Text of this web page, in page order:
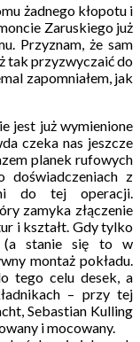
żadnego kłopotu i
Zaruskiego już
Przyznam, że sam
tak przyzwyczaić do
zapomniałem, jak
jest już wymienione
czeka nas jeszcze
planek rufowych
z
do tej operacji.
zamyka złączenie
i kształt. Gdy tylko
(a stanie się to w
montaż pokładu.
tego celu desek, a
– przy tej
Sebastian Kulling
i mocowany.